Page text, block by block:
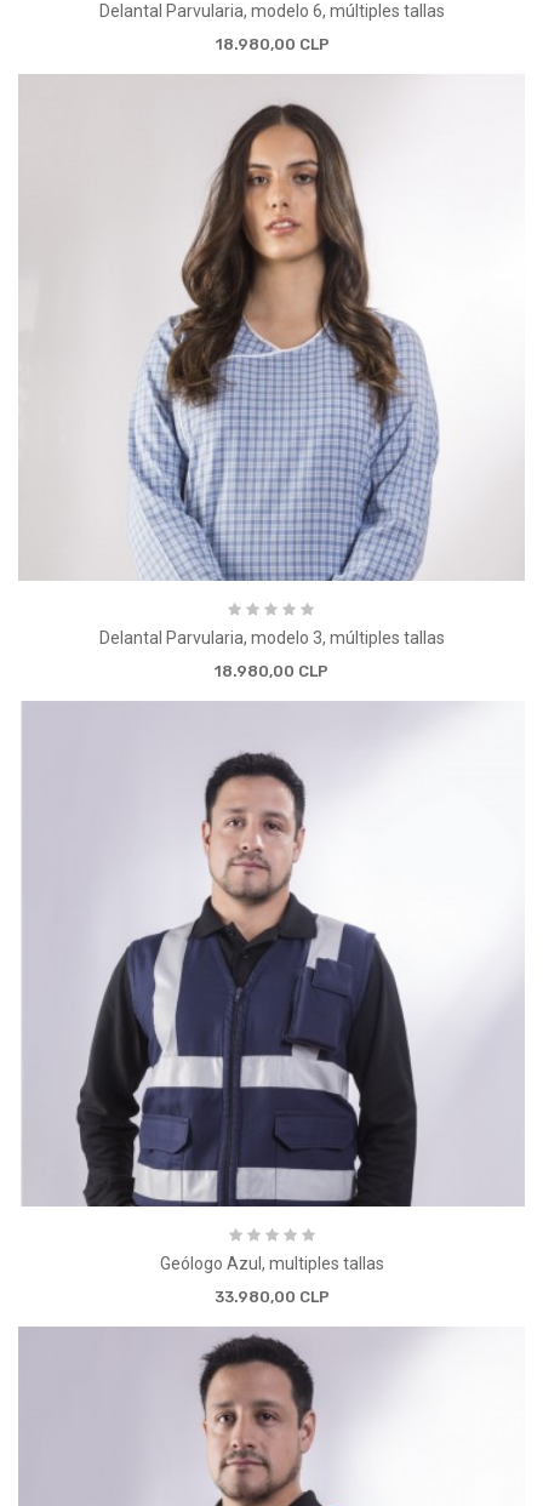
Delantal Parvularia, modelo 6, múltiples tallas
18.980,00 CLP
Delantal Parvularia, modelo 3, múltiples tallas
18.980,00 CLP
Geólogo Azul, multiples tallas
33.980,00 CLP